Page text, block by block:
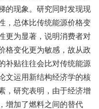
的现象。研究同时发现现
，总体比传统能源价格变
更为显著，说明消费者对
格变化更为敏感，故从政
补贴往往会比对传统能源
文运用新结构经济学的核
，研究表明，由于经济增
增加了燃料之间的替代